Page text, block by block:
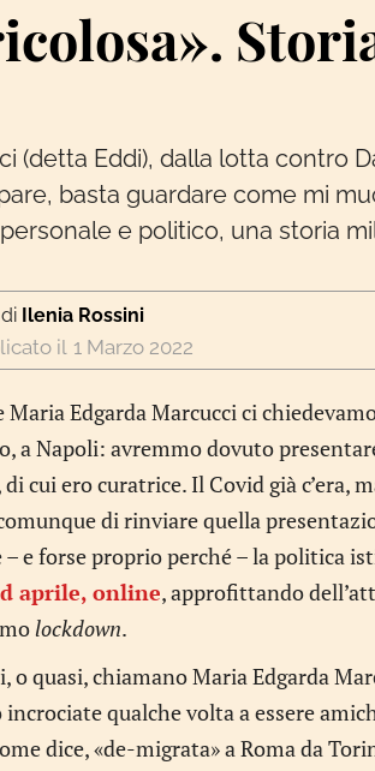
(detta Eddi), dalla lotta contro
basta guardare come mi
e politico, una storia
di Ilenia Rossini
1 Marzo 2022
Edgarda Marcucci ci
a Napoli: avremmo dovuto
cui ero curatrice. Il Covid già c’era,
di rinviare quella
e forse proprio perché – la politica
aprile, online, approfittando
lockdown.
quasi, chiamano Maria Edgarda
qualche volta a essere
dice, «de-migrata» a Roma da